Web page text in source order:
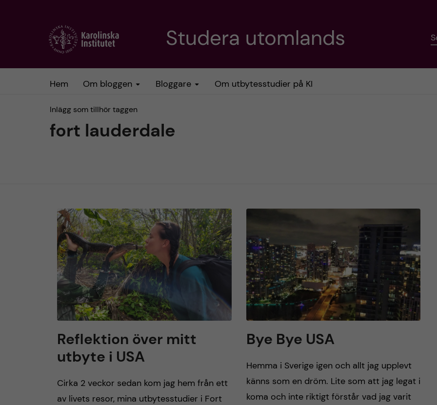
Studera utomlands
Hem Om bloggen Bloggare Om utbytesstudier på KI
Inlägg som tillhör taggen
fort lauderdale
Reflektion över mitt
utbyte i USA
Cirka 2 veckor sedan kom jag hem från ett
av livets resor, mina utbytesstudier i Fort
Bye Bye USA
Hemma i Sverige igen och allt jag upplevt
känns som en dröm. Lite som att jag legat i
koma och inte riktigt förstår vad jag varit